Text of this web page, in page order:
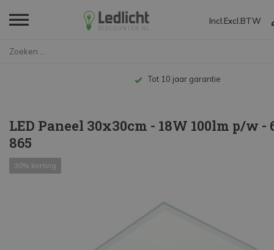
Incl. Excl. BTW
Tot 10 jaar garantie
LED Paneel 30x30cm - 18W 100lm p/w -
865
30% korting